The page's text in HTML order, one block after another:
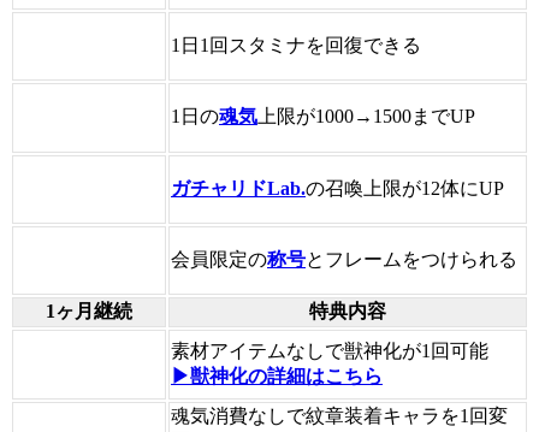
1日1回スタミナを回復できる
1日の魂気 上限が1000→1500までUP
ガチャリドLab.の召喚上限が12体にUP
会員限定の称号とフレームをつけられる
1ヶ月継続
特典内容
素材アイテムなしで獣神化が1回可能
▶獣神化の詳細はこちら
魂気消費なしで紋章装着キャラを1回変